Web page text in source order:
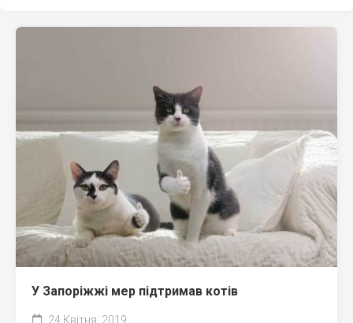
У Запоріжжі мер підтримав котів
24 Квітня, 2019